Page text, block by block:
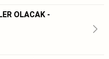
OLACAK -